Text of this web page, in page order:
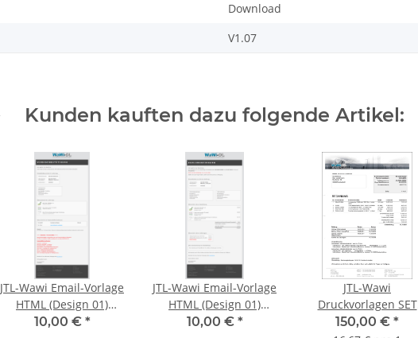
Download
V1.07
Kunden kauften dazu folgende Artikel:
JTL-Wawi Email-Vorlage
HTML (Design 01)
Versandbestätigung
10,00 € *
JTL-Wawi Email-Vorlage
HTML (Design 01)
Zahlungsbestätigung
10,00 € *
JTL-Wawi
Druckvorlagen SET
(Design 01) PREMIUM
150,00 € *